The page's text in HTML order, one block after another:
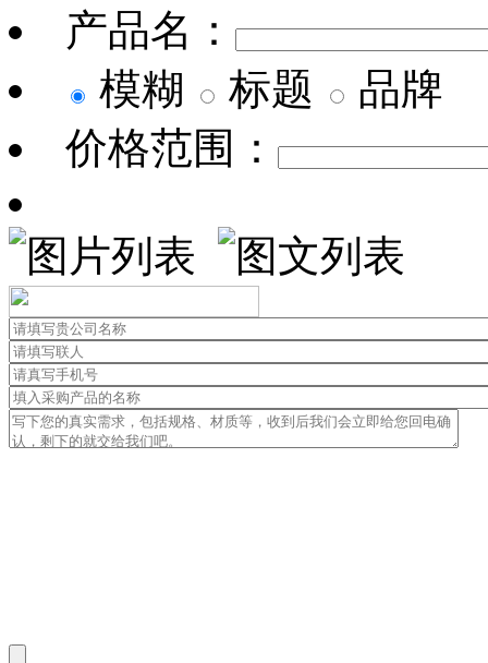
产品名：
模糊
标题
品牌
价格范围：